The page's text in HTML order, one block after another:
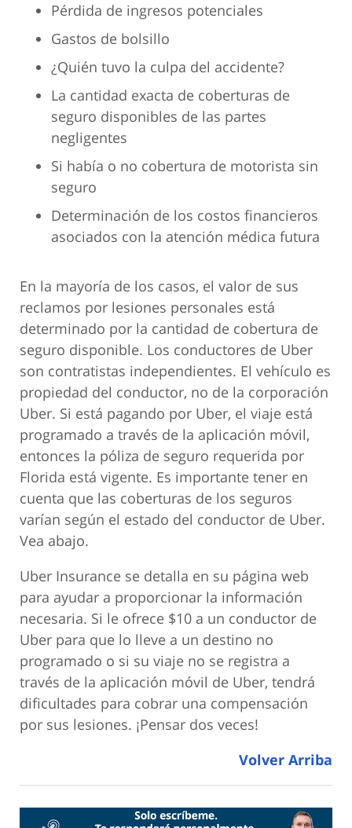
Pérdida de ingresos potenciales
Gastos de bolsillo
¿Quién tuvo la culpa del accidente?
La cantidad exacta de coberturas de
seguro disponibles de las partes
negligentes
Si había o no cobertura de motorista sin
seguro
Determinación de los costos financieros
asociados con la atención médica futura
En la mayoría de los casos, el valor de sus
reclamos por lesiones personales está
determinado por la cantidad de cobertura de
seguro disponible. Los conductores de Uber
son contratistas independientes. El vehículo es
propiedad del conductor, no de la corporación
Uber. Si está pagando por Uber, el viaje está
programado a través de la aplicación móvil,
entonces la póliza de seguro requerida por
Florida está vigente. Es importante tener en
cuenta que las coberturas de los seguros
varían según el estado del conductor de Uber.
Vea abajo.
Uber Insurance se detalla en su página web
para ayudar a proporcionar la información
necesaria. Si le ofrece $10 a un conductor de
Uber para que lo lleve a un destino no
programado o si su viaje no se registra a
través de la aplicación móvil de Uber, tendrá
dificultades para cobrar una compensación
por sus lesiones. ¡Pensar dos veces!
Volver Arriba